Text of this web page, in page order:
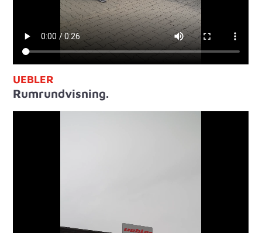
UEBLER
Rumrundvisning.